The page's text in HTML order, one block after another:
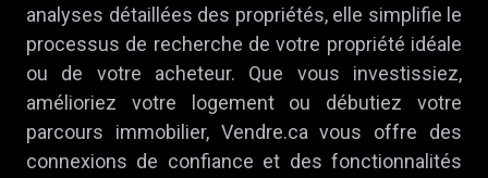
analyses détaillées des propriétés, elle simplifie le
processus de recherche de votre propriété idéale
ou de votre acheteur. Que vous investissiez,
amélioriez votre logement ou débutiez votre
parcours immobilier, Vendre.ca vous offre des
connexions de confiance et des fonctionnalités